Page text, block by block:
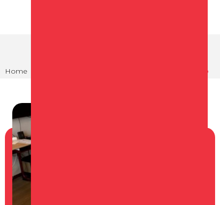
Home Prachtwerk op Versmarkt Makado